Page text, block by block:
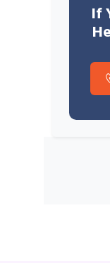
If